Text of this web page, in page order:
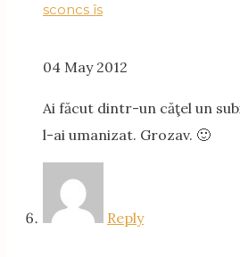
sconcs îs
04 May 2012
Ai făcut dintr-un căţel un
l-ai umanizat. Grozav. 🙂
Reply